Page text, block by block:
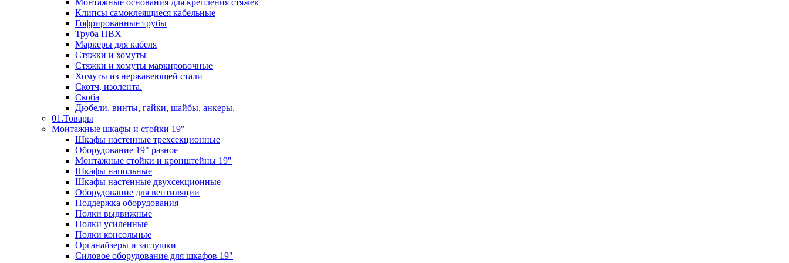
Монтажные основания для крепления стяжек
Клипсы самоклеящиеся кабельные
Гофрированные трубы
Труба ПВХ
Маркеры для кабеля
Стяжки и хомуты
Стяжки и хомуты маркировочные
Хомуты из нержавеющей стали
Скотч, изолента.
Скоба
Дюбели, винты, гайки, шайбы, анкеры.
01.Товары
Монтажные шкафы и стойки 19"
Шкафы настенные трехсекционные
Оборудование 19" разное
Монтажные стойки и кронштейны 19"
Шкафы напольные
Шкафы настенные двухсекционные
Оборудование для вентиляции
Поддержка оборудования
Полки выдвижные
Полки усиленные
Полки консольные
Органайзеры и заглушки
Силовое оборудование для шкафов 19"